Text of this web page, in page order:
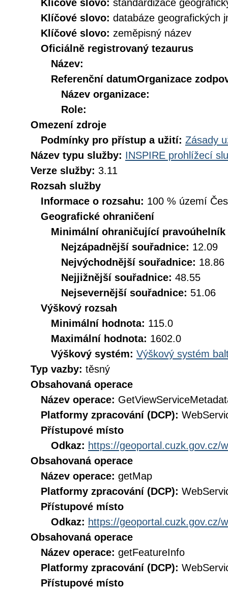
Klíčové slovo: standardizace
Klíčové slovo: databáze geografických
Klíčové slovo: zeměpisný název
Oficiálně registrovaný tezaurus
Název:
Referenční datumOrganizace
Název organizace:
Role:
Omezení zdroje
Podmínky pro přístup a užití: Zásady
Název typu služby: INSPIRE prohlížecí
Verze služby: 3.11
Rozsah služby
Informace o rozsahu: 100 % území
Geografické ohraničení
Minimální ohraničující pravoúhelník
Nejzápadnější souřadnice: 12.09
Nejvýchodnější souřadnice: 18.86
Nejjižnější souřadnice: 48.55
Nejsevernější souřadnice: 51.06
Výškový rozsah
Minimální hodnota: 115.0
Maximální hodnota: 1602.0
Výškový systém: Výškový systém
Typ vazby: těsný
Obsahovaná operace
Název operace:
Platformy zpracování (DCP):
Přístupové místo
Odkaz: https://geoportal.cuzk.gov.cz/
Obsahovaná operace
Název operace: getMap
Platformy zpracování (DCP):
Přístupové místo
Odkaz: https://geoportal.cuzk.gov.cz/
Obsahovaná operace
Název operace: getFeatureInfo
Platformy zpracování (DCP):
Přístupové místo